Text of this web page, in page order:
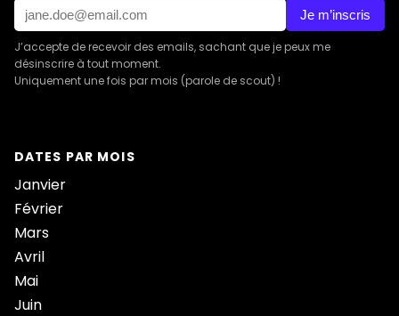
Je m’inscris
J’accepte de recevoir des emails, sachant que je peux me
désinscrire à tout moment.
Uniquement une fois par mois (parole de scout) !
DATES PAR MOIS
Janvier
Février
Mars
Avril
Mai
Juin